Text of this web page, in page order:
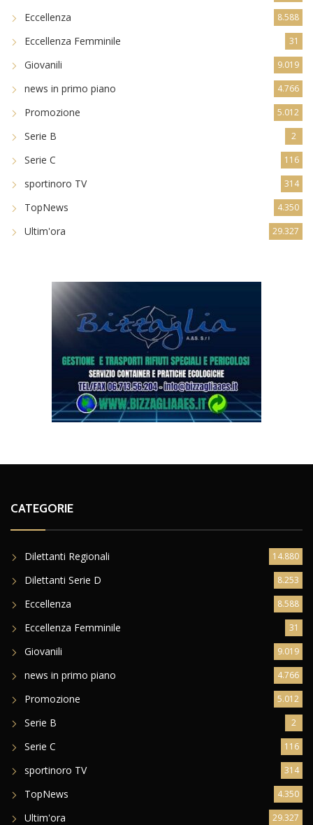
Eccellenza 8.588
Eccellenza Femminile 31
Giovanili 9.019
news in primo piano 4.766
Promozione 5.012
Serie B 2
Serie C 116
sportinoro TV 314
TopNews 4.350
Ultim'ora 29.327
CATEGORIE
Dilettanti Regionali 14.880
Dilettanti Serie D 8.253
Eccellenza 8.588
Eccellenza Femminile 31
Giovanili 9.019
news in primo piano 4.766
Promozione 5.012
Serie B 2
Serie C 116
sportinoro TV 314
TopNews 4.350
Ultim'ora 29.327